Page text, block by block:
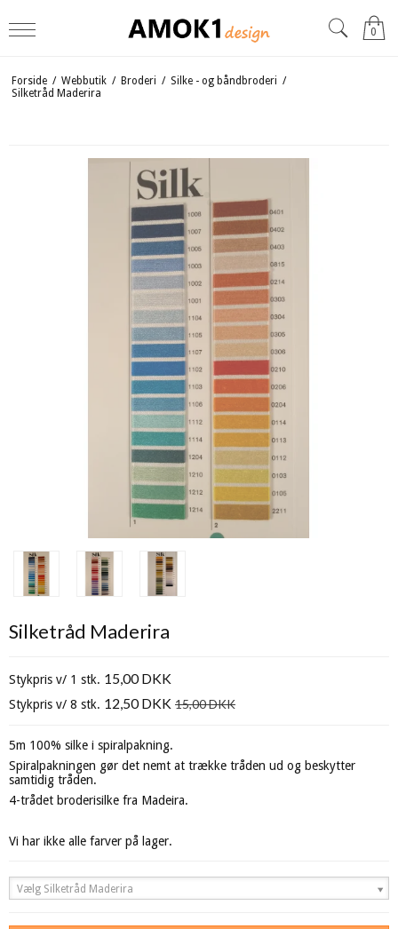
0
Forside / Webbutik / Broderi / Silke - og båndbroderi /
Silketråd Maderira
Silketråd Maderira
Stykpris v/ 1 stk. 15,00 DKK
Stykpris v/ 8 stk. 12,50 DKK 15,00 DKK
5m 100% silke i spiralpakning.
Spiralpakningen gør det nemt at trække tråden ud og beskytter
samtidig tråden.
4-trådet broderisilke fra Madeira.
Vi har ikke alle farver på lager.
Vælg Silketråd Maderira